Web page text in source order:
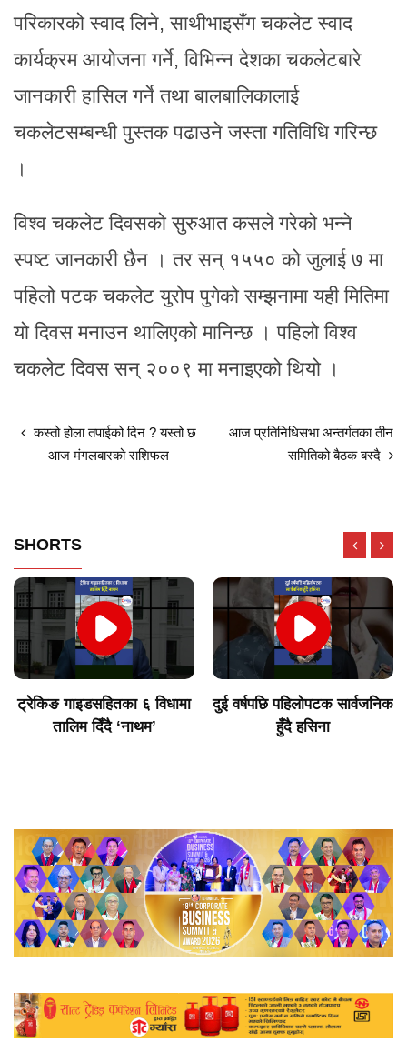
परिकारको स्वाद लिने, साथीभाइसँग चकलेट स्वाद
कार्यक्रम आयोजना गर्ने, विभिन्न देशका चकलेटबारे
जानकारी हासिल गर्ने तथा बालबालिकालाई
चकलेटसम्बन्धी पुस्तक पढाउने जस्ता गतिविधि गरिन्छ
।
विश्व चकलेट दिवसको सुरुआत कसले गरेको भन्ने
स्पष्ट जानकारी छैन । तर सन् १५५० को जुलाई ७ मा
पहिलो पटक चकलेट युरोप पुगेको सम्झनामा यही मितिमा
यो दिवस मनाउन थालिएको मानिन्छ । पहिलो विश्व
चकलेट दिवस सन् २००९ मा मनाइएको थियो ।
कस्तो होला तपाईको दिन ? यस्तो छ
आज मंगलबारको राशिफल
आज प्रतिनिधिसभा अन्तर्गतका तीन
समितिको बैठक बस्दै
SHORTS
ट्रेकिङ गाइडसहितका ६ विधामा
तालिम दिँदै ‘नाथम’
दुई वर्षपछि पहिलोपटक सार्वजनिक
हुँदै हसिना